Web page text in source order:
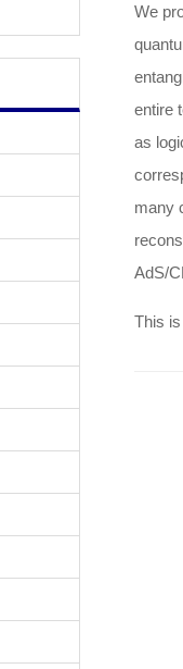
We
entire
as
many
AdS/
This